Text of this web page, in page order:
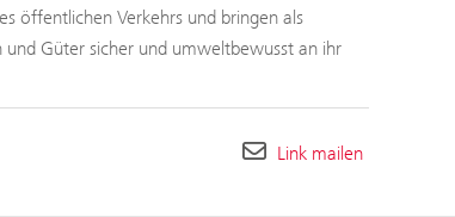
öffentlichen Verkehrs und bringen als
Güter sicher und umweltbewusst an ihr
Link mailen